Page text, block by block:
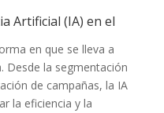
Artificial (IA) en el
en que se lleva a
Desde la segmentación
de campañas, la IA
la eficiencia y la